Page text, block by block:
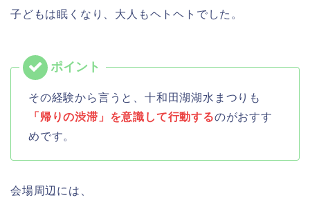
子どもは眠くなり、大人もヘトヘトでした。
その経験から言うと、十和田湖湖水まつりも
「帰りの渋滞」を意識して行動するのがおすす
めです。
会場周辺には、